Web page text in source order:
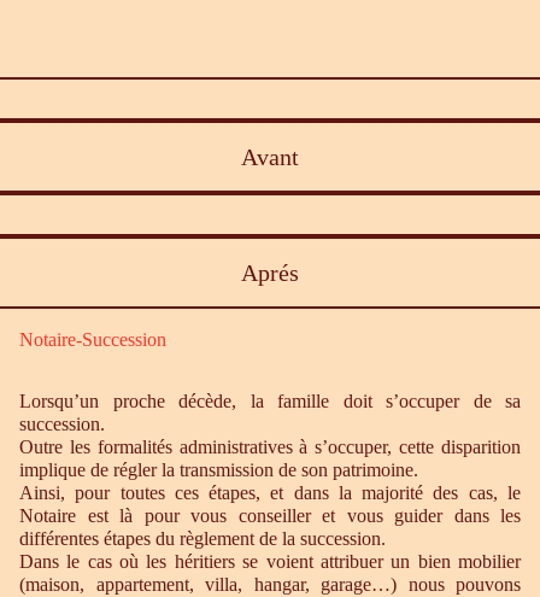
Avant
Aprés
Notaire-Succession
Lorsqu’un proche décède, la famille doit s’occuper de sa
succession.
Outre les formalités administratives à s’occuper, cette disparition
implique de régler la transmission de son patrimoine.
Ainsi, pour toutes ces étapes, et dans la majorité des cas, le
Notaire est là pour vous conseiller et vous guider dans les
différentes étapes du règlement de la succession.
Dans le cas où les héritiers se voient attribuer un bien mobilier
(maison, appartement, villa, hangar, garage…) nous pouvons